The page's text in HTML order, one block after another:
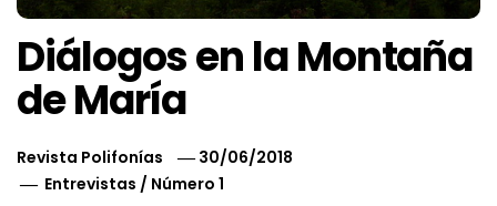
Diálogos en la Montaña
de María
Revista Polifonías
30/06/2018
Entrevistas / Número 1